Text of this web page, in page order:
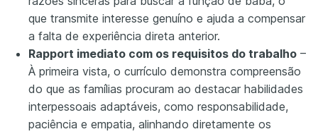
que transmite interesse genuíno e ajuda a compensar
a falta de experiência direta anterior.
Rapport imediato com os requisitos do trabalho –
À primeira vista, o currículo demonstra compreensão
do que as famílias procuram ao destacar habilidades
interpessoais adaptáveis, como responsabilidade,
paciência e empatia, alinhando diretamente os